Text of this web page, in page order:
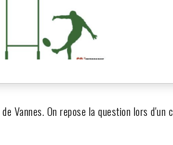
Vannes. On repose la question lors